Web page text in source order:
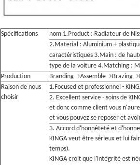
Spécifications
nom 1.Product : Radiateur de
2.Material : Aluminium +
caractéristiques 3.Main : de
type de la voiture 4.Matching :
Production
Raison de nous
choisir
1.Focused et professionnel -
2. Excellent service - soins de
et donc comme client vous
et vous pouvez se reposer et
3. Accord d'honnêteté et
KINGA veut être sérieux et lui
temps).
KINGA croit que l'intégrité est